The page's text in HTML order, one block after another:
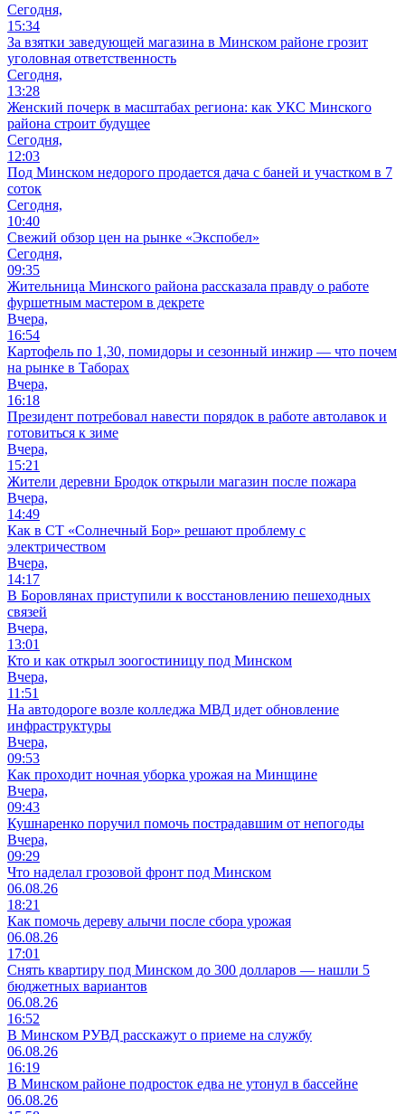
Сегодня,
15:34
За взятки заведующей магазина в Минском районе грозит
уголовная ответственность
Сегодня,
13:28
Женский почерк в масштабах региона: как УКС Минского
района строит будущее
Сегодня,
12:03
Под Минском недорого продается дача с баней и участком в 7
соток
Сегодня,
10:40
Свежий обзор цен на рынке «Экспобел»
Сегодня,
09:35
Жительница Минского района рассказала правду о работе
фуршетным мастером в декрете
Вчера,
16:54
Картофель по 1,30, помидоры и сезонный инжир — что почем
на рынке в Таборах
Вчера,
16:18
Президент потребовал навести порядок в работе автолавок и
готовиться к зиме
Вчера,
15:21
Жители деревни Бродок открыли магазин после пожара
Вчера,
14:49
Как в СТ «Солнечный Бор» решают проблему с
электричеством
Вчера,
14:17
В Боровлянах приступили к восстановлению пешеходных
связей
Вчера,
13:01
Кто и как открыл зоогостиницу под Минском
Вчера,
11:51
На автодороге возле колледжа МВД идет обновление
инфраструктуры
Вчера,
09:53
Как проходит ночная уборка урожая на Минщине
Вчера,
09:43
Кушнаренко поручил помочь пострадавшим от непогоды
Вчера,
09:29
Что наделал грозовой фронт под Минском
06.08.26
18:21
Как помочь дереву алычи после сбора урожая
06.08.26
17:01
Снять квартиру под Минском до 300 долларов — нашли 5
бюджетных вариантов
06.08.26
16:52
В Минском РУВД расскажут о приеме на службу
06.08.26
16:19
В Минском районе подросток едва не утонул в бассейне
06.08.26